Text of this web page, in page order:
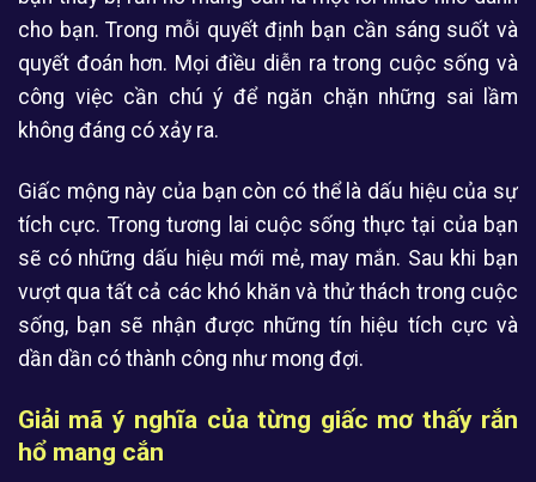
cho bạn. Trong mỗi quyết định bạn cần sáng suốt và
quyết đoán hơn. Mọi điều diễn ra trong cuộc sống và
công việc cần chú ý để ngăn chặn những sai lầm
không đáng có xảy ra.
Giấc mộng này của bạn còn có thể là dấu hiệu của sự
tích cực. Trong tương lai cuộc sống thực tại của bạn
sẽ có những dấu hiệu mới mẻ, may mắn. Sau khi bạn
vượt qua tất cả các khó khăn và thử thách trong cuộc
sống, bạn sẽ nhận được những tín hiệu tích cực và
dần dần có thành công như mong đợi.
Giải mã ý nghĩa của từng giấc mơ thấy rắn
hổ mang cắn